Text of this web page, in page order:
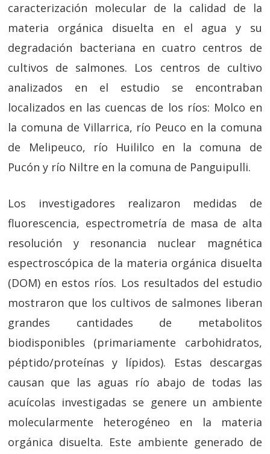
caracterización molecular de la calidad de la
materia orgánica disuelta en el agua y su
degradación bacteriana en cuatro centros de
cultivos de salmones. Los centros de cultivo
analizados en el estudio se encontraban
localizados en las cuencas de los ríos: Molco en
la comuna de Villarrica, río Peuco en la comuna
de Melipeuco, río Huililco en la comuna de
Pucón y río Niltre en la comuna de Panguipulli.
Los investigadores realizaron medidas de
fluorescencia, espectrometría de masa de alta
resolución y resonancia nuclear magnética
espectroscópica de la materia orgánica disuelta
(DOM) en estos ríos. Los resultados del estudio
mostraron que los cultivos de salmones liberan
grandes cantidades de metabolitos
biodisponibles (primariamente carbohidratos,
péptido/proteínas y lípidos). Estas descargas
causan que las aguas río abajo de todas las
acuícolas investigadas se genere un ambiente
molecularmente heterogéneo en la materia
orgánica disuelta. Este ambiente generado de